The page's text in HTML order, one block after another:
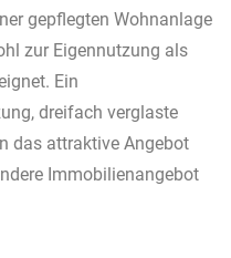
gepflegten Wohnanlage
zur Eigennutzung als
Ein
dreifach verglaste
das attraktive Angebot
Immobilienangebot